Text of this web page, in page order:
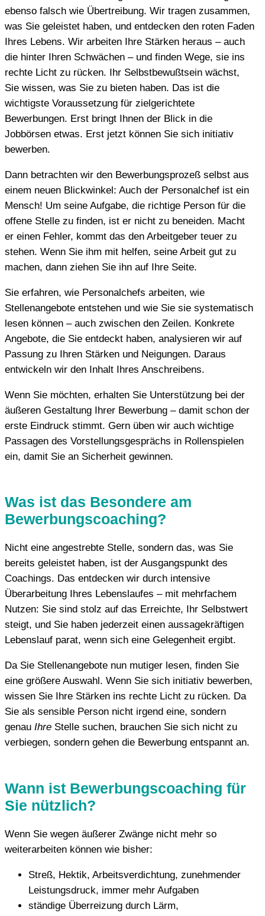
ebenso falsch wie Übertreibung. Wir tragen zusammen,
was Sie geleistet haben, und entdecken den roten Faden
Ihres Lebens. Wir arbeiten Ihre Stärken heraus – auch
die hinter Ihren Schwächen – und finden Wege, sie ins
rechte Licht zu rücken. Ihr Selbstbewußtsein wächst,
Sie wissen, was Sie zu bieten haben. Das ist die
wichtigste Voraussetzung für zielgerichtete
Bewerbungen. Erst bringt Ihnen der Blick in die
Jobbörsen etwas. Erst jetzt können Sie sich initiativ
bewerben.
Dann betrachten wir den Bewerbungsprozeß selbst aus
einem neuen Blickwinkel: Auch der Personalchef ist ein
Mensch! Um seine Aufgabe, die richtige Person für die
offene Stelle zu finden, ist er nicht zu beneiden. Macht
er einen Fehler, kommt das den Arbeitgeber teuer zu
stehen. Wenn Sie ihm mit helfen, seine Arbeit gut zu
machen, dann ziehen Sie ihn auf Ihre Seite.
Sie erfahren, wie Personalchefs arbeiten, wie
Stellenangebote entstehen und wie Sie sie systematisch
lesen können – auch zwischen den Zeilen. Konkrete
Angebote, die Sie entdeckt haben, analysieren wir auf
Passung zu Ihren Stärken und Neigungen. Daraus
entwickeln wir den Inhalt Ihres Anschreibens.
Wenn Sie möchten, erhalten Sie Unterstützung bei der
äußeren Gestaltung Ihrer Bewerbung – damit schon der
erste Eindruck stimmt. Gern üben wir auch wichtige
Passagen des Vorstellungsgesprächs in Rollenspielen
ein, damit Sie an Sicherheit gewinnen.
Was ist das Besondere am
Bewerbungscoaching?
Nicht eine angestrebte Stelle, sondern das, was Sie
bereits geleistet haben, ist der Ausgangspunkt des
Coachings. Das entdecken wir durch intensive
Überarbeitung Ihres Lebenslaufes – mit mehrfachem
Nutzen: Sie sind stolz auf das Erreichte, Ihr Selbstwert
steigt, und Sie haben jederzeit einen aussagekräftigen
Lebenslauf parat, wenn sich eine Gelegenheit ergibt.
Da Sie Stellenangebote nun mutiger lesen, finden Sie
eine größere Auswahl. Wenn Sie sich initiativ bewerben,
wissen Sie Ihre Stärken ins rechte Licht zu rücken. Da
Sie als sensible Person nicht irgend eine, sondern
genau Ihre Stelle suchen, brauchen Sie sich nicht zu
verbiegen, sondern gehen die Bewerbung entspannt an.
Wann ist Bewerbungscoaching für
Sie nützlich?
Wenn Sie wegen äußerer Zwänge nicht mehr so
weiterarbeiten können wie bisher:
Streß, Hektik, Arbeitsverdichtung, zunehmender
Leistungsdruck, immer mehr Aufgaben
ständige Überreizung durch Lärm,